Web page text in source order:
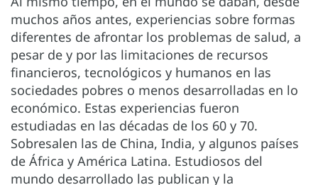
muchos años antes, experiencias sobre formas
diferentes de afrontar los problemas de salud, a
pesar de y por las limitaciones de recursos
financieros, tecnológicos y humanos en las
sociedades pobres o menos desarrolladas en lo
económico. Estas experiencias fueron
estudiadas en las décadas de los 60 y 70.
Sobresalen las de China, India, y algunos países
de África y América Latina. Estudiosos del
mundo desarrollado las publican y la